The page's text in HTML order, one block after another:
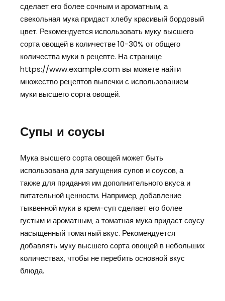
сделает его более сочным и ароматным‚ а
свекольная мука придаст хлебу красивый бордовый
цвет. Рекомендуется использовать муку высшего
сорта овощей в количестве 10-30% от общего
количества муки в рецепте. На странице
https://www.example.com вы можете найти
множество рецептов выпечки с использованием
муки высшего сорта овощей.
Супы и соусы
Мука высшего сорта овощей может быть
использована для загущения супов и соусов‚ а
также для придания им дополнительного вкуса и
питательной ценности. Например‚ добавление
тыквенной муки в крем-суп сделает его более
густым и ароматным‚ а томатная мука придаст соусу
насыщенный томатный вкус. Рекомендуется
добавлять муку высшего сорта овощей в небольших
количествах‚ чтобы не перебить основной вкус
блюда.